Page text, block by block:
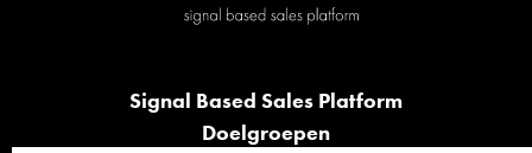
Signal Based Sales Platform
Doelgroepen